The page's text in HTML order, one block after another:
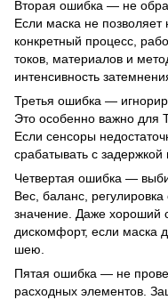
Вторая ошибка — не
Если маска не позволяет
конкретный процесс,
токов, материалов и
интенсивность
Третья ошибка —
Это особенно важно для
Если сенсоры
срабатывать с задержкой
Четвертая ошибка —
Вес, баланс,
значение. Даже хороший
дискомфорт, если маска
шею.
Пятая ошибка — не
расходных элементов.